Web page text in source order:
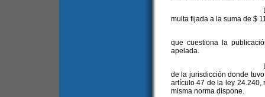
De este modo,
multa fijada a la suma de $
que cuestiona la
apelada.
La publicación
de la jurisdicción donde
artículo 47 de la ley 24.240,
misma norma dispone.